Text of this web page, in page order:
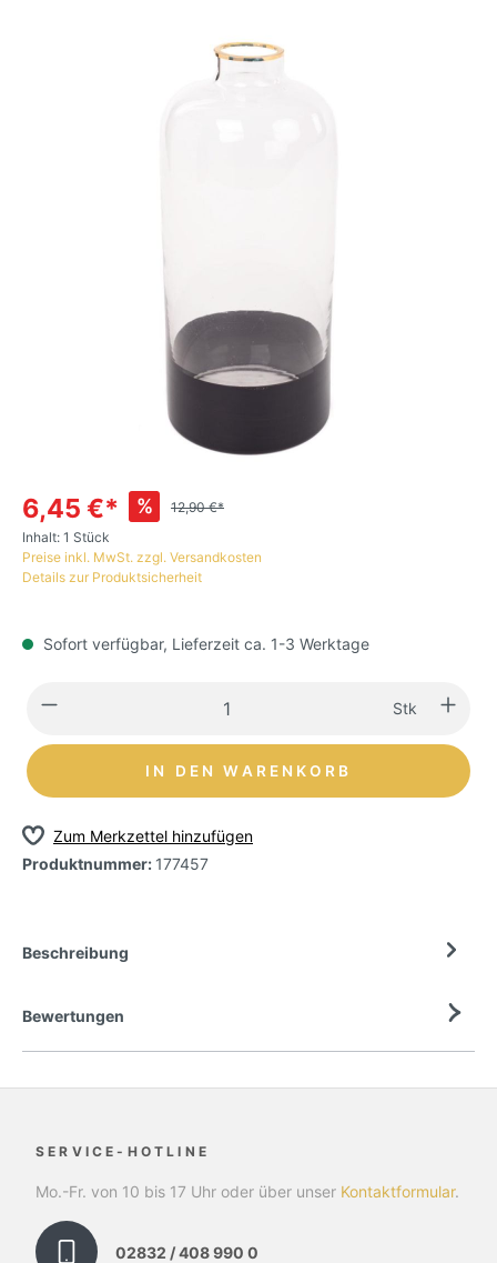
6,45 €* %
12,90 €*
Inhalt: 1 Stück
Preise inkl. MwSt. zzgl. Versandkosten
Details zur Produktsicherheit
Sofort verfügbar, Lieferzeit ca. 1-3 Werktage
Stk
IN DEN WARENKORB
Zum Merkzettel hinzufügen
Produktnummer: 177457
Beschreibung
Bewertungen
SERVICE-HOTLINE
Mo.-Fr. von 10 bis 17 Uhr oder über unser Kontaktformular.
02832 / 408 990 0